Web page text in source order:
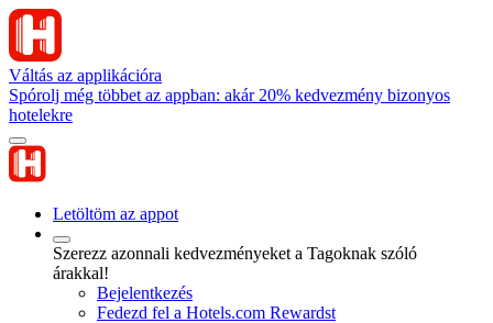
Váltás az applikációra
Spórolj még többet az appban: akár 20% kedvezmény bizonyos
hotelekre
Letöltöm az appot
Szerezz azonnali kedvezményeket a Tagoknak szóló
árakkal!
Bejelentkezés
Fedezd fel a Hotels.com Rewardst